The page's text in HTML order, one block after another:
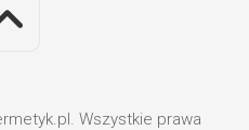
Wszystkie prawa